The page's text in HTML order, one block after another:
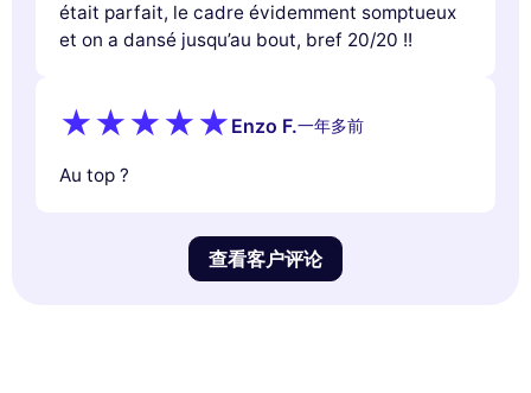
était parfait, le cadre évidemment somptueux
et on a dansé jusqu’au bout, bref 20/20 !!
Enzo F.一年多前
Au top ?
查看客户评论